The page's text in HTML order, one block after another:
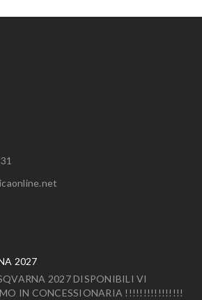
2027
2027 DISPONIBILI VI
IN CONCESSIONARIA !!!!!!!!!!!!!!!!